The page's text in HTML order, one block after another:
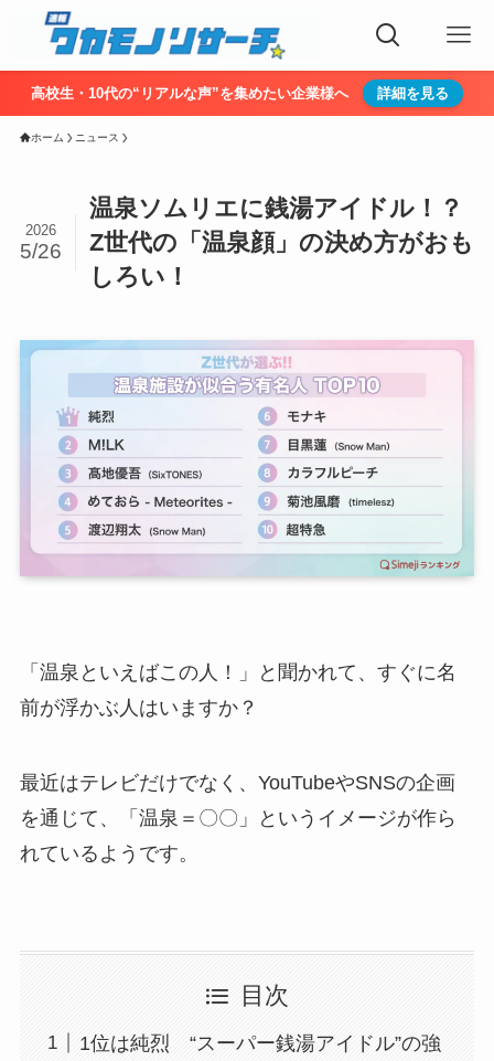
高校生・10代の“リアルな声”を集めたい企業様へ 詳細を見る
ホーム ニュース
温泉ソムリエに銭湯アイドル！？
Z世代の「温泉顔」の決め方がおも
しろい！
2026
5/26
「温泉といえばこの人！」と聞かれて、すぐに名
前が浮かぶ人はいますか？
最近はテレビだけでなく、YouTubeやSNSの企画
を通じて、「温泉＝〇〇」というイメージが作ら
れているようです。
目次
1位は純烈 “スーパー銭湯アイドル”の強